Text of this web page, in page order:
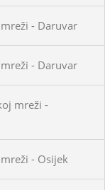
- Daruvar
- Daruvar
mreži -
- Osijek